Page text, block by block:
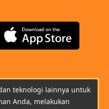
Indonesian
teknologi lainnya untuk
Anda, melakukan